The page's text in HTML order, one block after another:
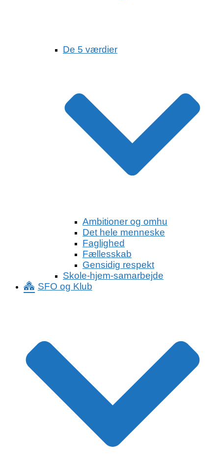
De 5 værdier
Ambitioner og omhu
Det hele menneske
Faglighed
Fællesskab
Gensidig respekt
Skole-hjem-samarbejde
SFO og Klub